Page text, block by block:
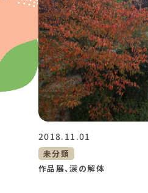
2018.11.01
未分類
作品展、涙の解体